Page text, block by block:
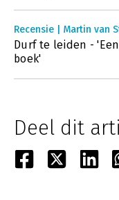
Recensie | Martin van
Durf te leiden -
boek'
Deel dit